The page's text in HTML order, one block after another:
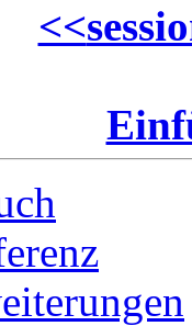
<<